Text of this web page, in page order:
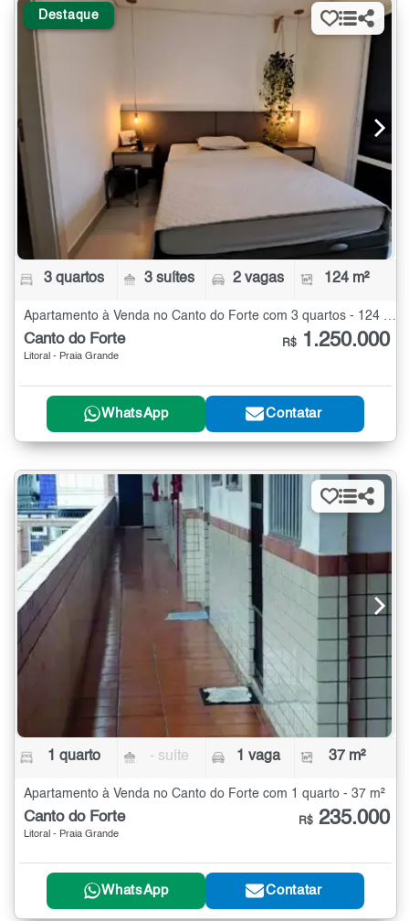
Destaque
3 quartos 3 suítes 2 vagas 124 m²
Apartamento à Venda no Canto do Forte com 3 quartos - 124 m²
Canto do Forte
Litoral - Praia Grande
R$ 1.250.000
WhatsApp Contatar
1 quarto - suíte 1 vaga 37 m²
Apartamento à Venda no Canto do Forte com 1 quarto - 37 m²
Canto do Forte
Litoral - Praia Grande
R$ 235.000
WhatsApp Contatar